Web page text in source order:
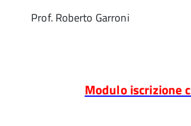
Prof. Roberto Garroni
Modulo iscrizione